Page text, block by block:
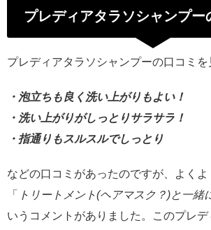
プレディアタラソシャンプー
プレディアタラソシャンプーの口コミを
・泡立ちも良く洗い上がりもよい！
・洗い上がりがしっとりサラサラ！
・指通りもスルスルでしっとり
などの口コミがあったのですが、よくよ
「
トリートメント(ヘアマスク？)と一緒
いうコメントがありました。このプレデ